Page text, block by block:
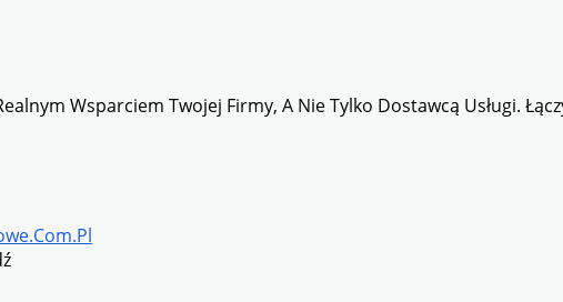
Wsparciem Twojej Firmy, A Nie Tylko Dostawcą Usługi.